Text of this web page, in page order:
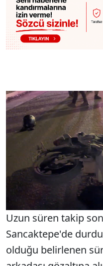
Uzun süren takip
Sancaktepe'de
olduğu belirlenen